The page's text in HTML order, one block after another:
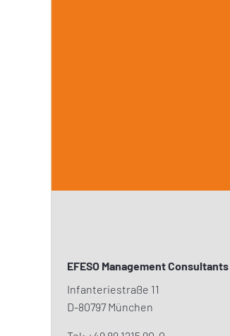
EFESO Management Consultants
Infanteriestraße 11
D-80797 München